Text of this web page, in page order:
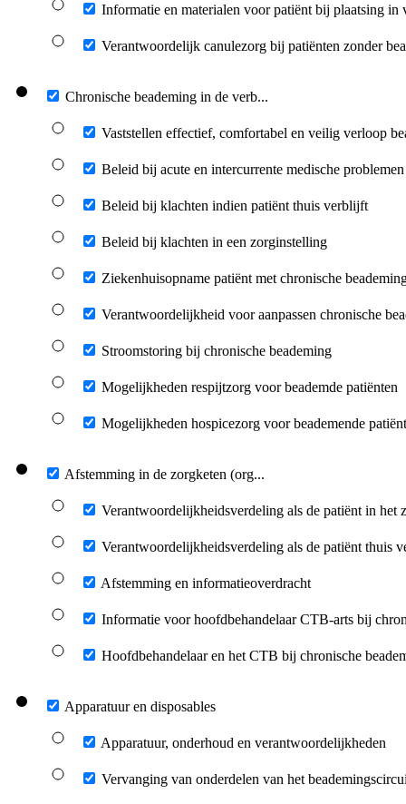
Informatie en materialen voor patiënt bij plaatsing in
Verantwoordelijk canulezorg bij patiënten zonder
Chronische beademing in de verb...
Vaststellen effectief, comfortabel en veilig verloop
Beleid bij acute en intercurrente medische problemen
Beleid bij klachten indien patiënt thuis verblijft
Beleid bij klachten in een zorginstelling
Ziekenhuisopname patiënt met chronische
Verantwoordelijkheid voor aanpassen chronische
Stroomstoring bij chronische beademing
Mogelijkheden respijtzorg voor beademde patiënten
Mogelijkheden hospicezorg voor beademende
Afstemming in de zorgketen (org...
Verantwoordelijkheidsverdeling als de patiënt in het
Verantwoordelijkheidsverdeling als de patiënt thuis
Afstemming en informatieoverdracht
Informatie voor hoofdbehandelaar CTB-arts bij
Hoofdbehandelaar en het CTB bij chronische
Apparatuur en disposables
Apparatuur, onderhoud en verantwoordelijkheden
Vervanging van onderdelen van het